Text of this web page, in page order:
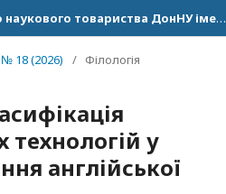
Вісник студентського наукового товариства ДонНУ імені Василя Стуса
18 (2026) / Філологія
технологій у
англійської